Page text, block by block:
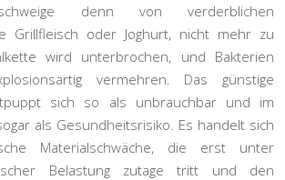
denn von verderblichen
Grillfleisch oder Joghurt, nicht mehr zu
wird unterbrochen, und Bakterien
vermehren. Das günstige
sich so als unbrauchbar und im
als Gesundheitsrisiko. Es handelt sich
Materialschwäche, die erst unter
Belastung zutage tritt und den